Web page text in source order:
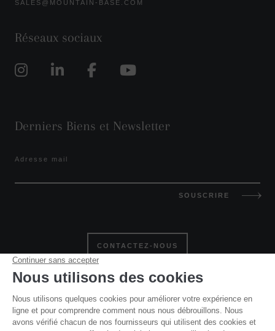
SALES@MOUNTAIN-BASE.COM
Réseaux sociaux
Derniers Biens et Newsletter
Adresse mail
SOUSCRIRE
CONTACTEZ-NOUS